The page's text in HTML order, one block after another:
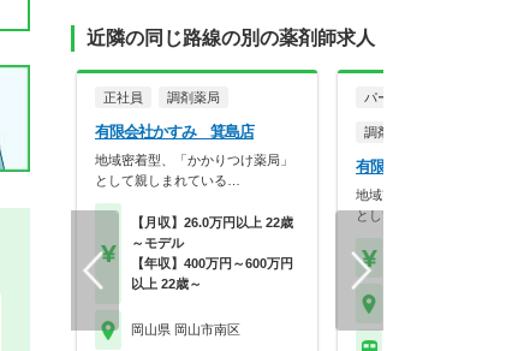
近隣の同じ路線の別の薬剤師求人
正社員 調剤薬局
有限会社かすみ 箕島店
地域密着型、「かかりつけ薬局」
として親しまれている…
【月収】26.0万円以上 22歳
～モデル
【年収】400万円～600万円
以上 22歳～
岡山県 岡山市南区
パート・アルバイト
調剤薬局
有限会社かすみ 箕島店
地域密着型、「かかりつけ薬
として親しまれている…